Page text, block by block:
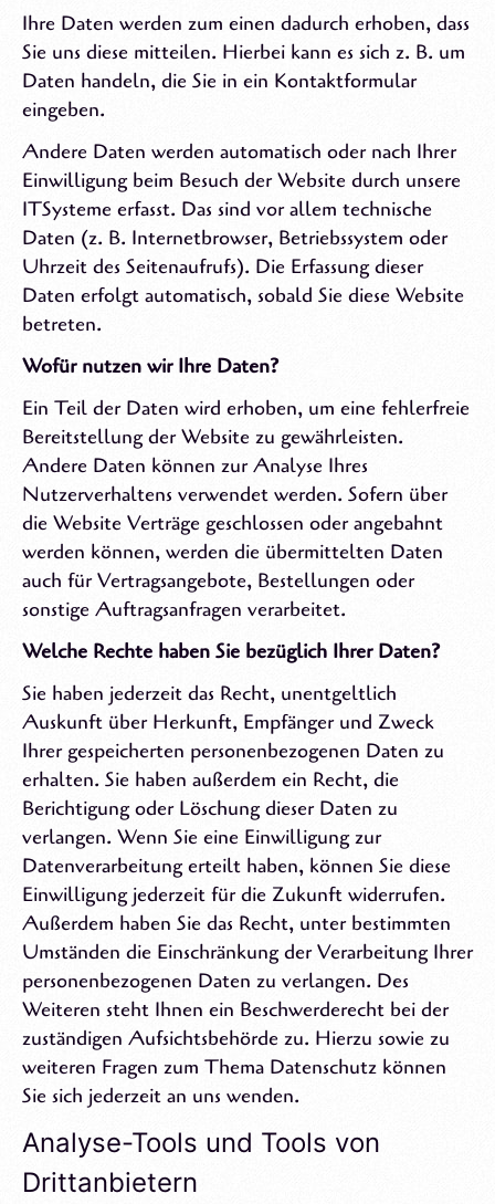
Ihre Daten werden zum einen dadurch erhoben, dass
Sie uns diese mitteilen. Hierbei kann es sich z. B. um
Daten handeln, die Sie in ein Kontaktformular
eingeben.
Andere Daten werden automatisch oder nach Ihrer
Einwilligung beim Besuch der Website durch unsere
ITSysteme erfasst. Das sind vor allem technische
Daten (z. B. Internetbrowser, Betriebssystem oder
Uhrzeit des Seitenaufrufs). Die Erfassung dieser
Daten erfolgt automatisch, sobald Sie diese Website
betreten.
Wofür nutzen wir Ihre Daten?
Ein Teil der Daten wird erhoben, um eine fehlerfreie
Bereitstellung der Website zu gewährleisten.
Andere Daten können zur Analyse Ihres
Nutzerverhaltens verwendet werden. Sofern über
die Website Verträge geschlossen oder angebahnt
werden können, werden die übermittelten Daten
auch für Vertragsangebote, Bestellungen oder
sonstige Auftragsanfragen verarbeitet.
Welche Rechte haben Sie bezüglich Ihrer Daten?
Sie haben jederzeit das Recht, unentgeltlich
Auskunft über Herkunft, Empfänger und Zweck
Ihrer gespeicherten personenbezogenen Daten zu
erhalten. Sie haben außerdem ein Recht, die
Berichtigung oder Löschung dieser Daten zu
verlangen. Wenn Sie eine Einwilligung zur
Datenverarbeitung erteilt haben, können Sie diese
Einwilligung jederzeit für die Zukunft widerrufen.
Außerdem haben Sie das Recht, unter bestimmten
Umständen die Einschränkung der Verarbeitung Ihrer
personenbezogenen Daten zu verlangen. Des
Weiteren steht Ihnen ein Beschwerderecht bei der
zuständigen Aufsichtsbehörde zu. Hierzu sowie zu
weiteren Fragen zum Thema Datenschutz können
Sie sich jederzeit an uns wenden.
Analyse-Tools und Tools von
Drittanbietern